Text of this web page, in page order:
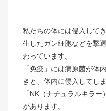
私たちの体には侵入して
生したガン細胞などを撃
わっています。
「免疫」には病原菌が体
きと、体内に侵入してし
「NK（ナチュラルキラ
があります。